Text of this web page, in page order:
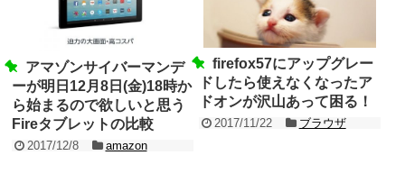
アマゾンサイバーマンデ
ーが明日12月8日(金)18時か
ら始まるので欲しいと思う
Fireタブレットの比較
2017/12/8 amazon
firefox57にアップグレー
ドしたら使えなくなったア
ドオンが沢山あって困る！
2017/11/22 ブラウザ